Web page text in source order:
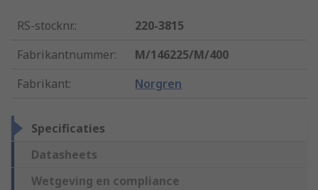
RS-stocknr.:
220-3815
Fabrikantnummer:
M/146225/M/400
Fabrikant: Norgren
Specificaties
Datasheets
Wetgeving en compliance